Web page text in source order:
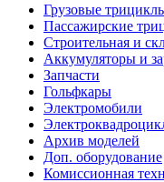
Грузовые
Пассажирские
Строительная и
Аккумуляторы и
Запчасти
Гольфкары
Электромобили
Архив моделей
Доп. оборудование
Комиссионная